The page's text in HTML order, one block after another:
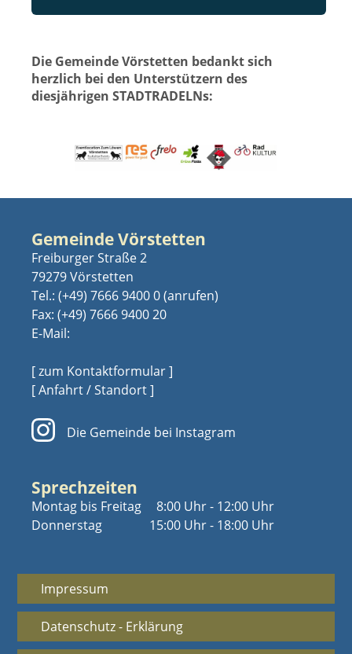
Die Gemeinde Vörstetten bedankt sich
herzlich bei den Unterstützern des
diesjährigen STADTRADELNs:
Gemeinde Vörstetten
Freiburger Straße 2
79279 Vörstetten
Tel.: (+49) 7666 9400 0
Fax: (+49) 7666 9400 20
E-Mail:
[ zum Kontaktformular ]
[ Anfahrt / Standort ]
Die Gemeinde bei Instagram
Sprechzeiten
Montag bis Freitag
Donnerstag
8:00 Uhr - 12:00 Uhr
15:00 Uhr - 18:00 Uhr
Impressum
Datenschutz - Erklärung